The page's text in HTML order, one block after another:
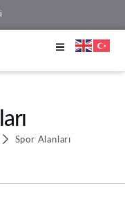
Spor Alanları